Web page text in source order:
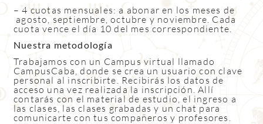
– 4 cuotas mensuales: a abonar en los meses de
agosto, septiembre, octubre y noviembre. Cada
cuota vence el día 10 del mes correspondiente.
Nuestra metodología
Trabajamos con un Campus virtual llamado
CampusCaba, donde se crea un usuario con clave
personal al inscribirte. Recibirás los datos de
acceso una vez realizada la inscripción. Allí
contarás con el material de estudio, el ingreso a
las clases, las clases grabadas y un chat para
comunicarte con tus compañeros y profesores.